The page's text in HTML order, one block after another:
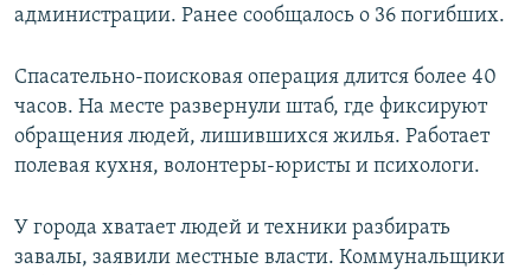
администрации. Ранее сообщалось о 36 погибших.
Спасательно-поисковая операция длится более 40
часов. На месте развернули штаб, где фиксируют
обращения людей, лишившихся жилья. Работает
полевая кухня, волонтеры-юристы и психологи.
У города хватает людей и техники разбирать
завалы, заявили местные власти. Коммунальщики